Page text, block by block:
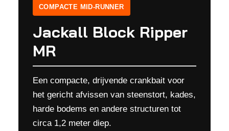
COMPACTE MID-RUNNER
Jackall Block Ripper
MR
Een compacte, drijvende crankbait voor
het gericht afvissen van steenstort, kades,
harde bodems en andere structuren tot
circa 1,2 meter diep.